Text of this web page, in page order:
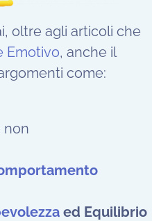
oltre agli articoli che
Emotivo, anche il
come:
non
ed Equilibrio